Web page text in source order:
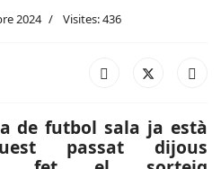
2024 Visites: 436
de futbol sala ja està
passat dijous